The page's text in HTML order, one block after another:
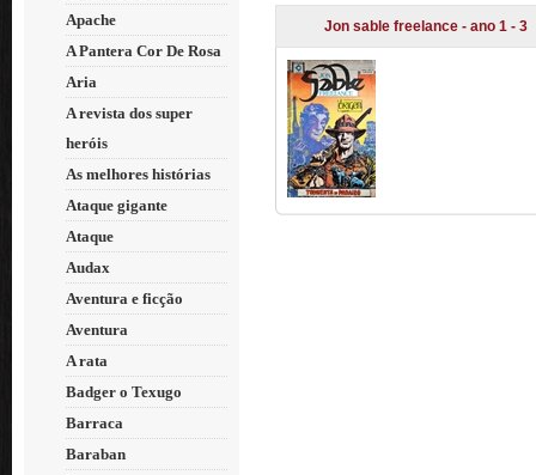
Apache
A Pantera Cor De Rosa
Aria
A revista dos super
heróis
As melhores histórias
Ataque gigante
Ataque
Audax
Aventura e ficção
Aventura
A rata
Badger o Texugo
Barraca
Baraban
Jon sable freelance - ano 1 - 3